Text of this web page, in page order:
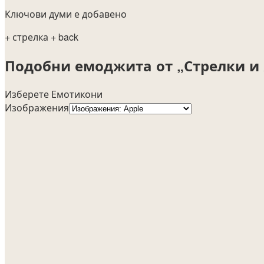
Ключови думи е добавено
+ стрелка + back
Подобни емоджита от „Стрелки и
Изберете Емотикони
Изображения